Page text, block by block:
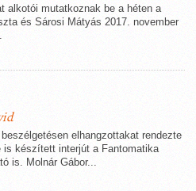
alkotói mutatkoznak be a héten a
és Sárosi Mátyás 2017. november
elhangzottakat rendezte
is készített interjút a Fantomatika
is. Molnár Gábor...